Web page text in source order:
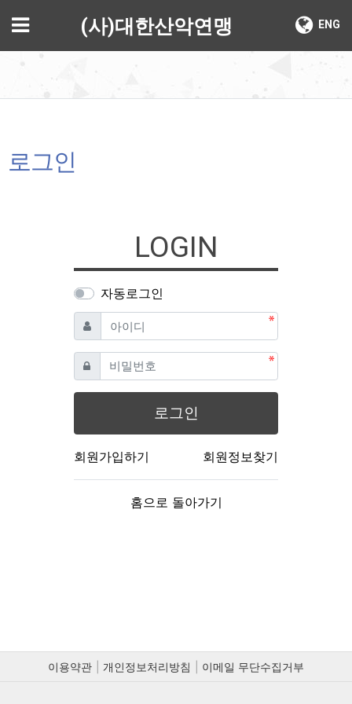
메뉴 ENG
(사)대한산악연맹
로그인
LOGIN
자동로그인
아이디 필수
비밀번호필수
로그인
회원가입하기 회원정보찾기
홈으로 돌아가기
이용약관 개인정보처리방침 이메일 무단수집거부